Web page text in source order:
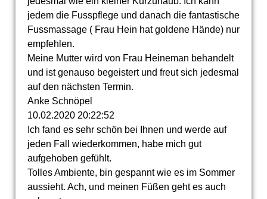
jedem die Fusspflege und danach die fantastische
Fussmassage ( Frau Hein hat goldene Hände) nur
empfehlen.
Meine Mutter wird von Frau Heineman behandelt
und ist genauso begeistert und freut sich jedesmal
auf den nächsten Termin.
Anke Schnöpel
10.02.2020 20:22:52
Ich fand es sehr schön bei Ihnen und werde auf
jeden Fall wiederkommen, habe mich gut
aufgehoben gefühlt.
Tolles Ambiente, bin gespannt wie es im Sommer
aussieht. Ach, und meinen Füßen geht es auch